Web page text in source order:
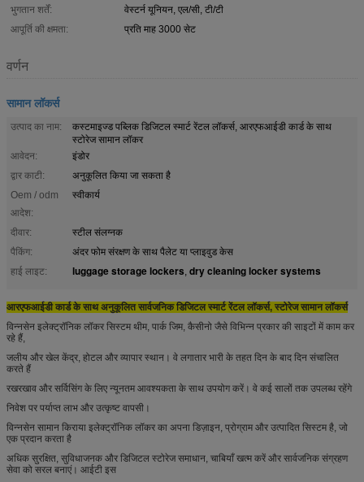
भुगतान शर्तें:
वेस्टर्न यूनियन, एल/सी, टी/टी
आपूर्ति की क्षमता:
प्रति माह 3000 सेट
वर्णन
सामान लॉकर्स
उत्पाद का नाम:
कस्टमाइज्ड पब्लिक डिजिटल स्मार्ट रेंटल लॉकर्स, आरएफआईडी कार्ड के साथ
स्टोरेज सामान लॉकर
आवेदन:
इंडोर
द्वार काटी:
अनुकूलित किया जा सकता है
Oem / odm
आदेश:
स्वीकार्य
दीवार:
स्टील संलग्नक
पैकिंग:
अंदर फोम संरक्षण के साथ पैलेट या प्लाइवुड केस
हाई लाइट:
luggage storage lockers, dry cleaning locker systems
आरएफआईडी कार्ड के साथ अनुकूलित सार्वजनिक डिजिटल स्मार्ट रेंटल लॉकर्स, स्टोरेज सामान लॉकर्स
विन्नसेन इलेक्ट्रॉनिक लॉकर सिस्टम थीम, पार्क जिम, कैसीनो जैसे विभिन्न प्रकार की साइटों में काम कर
रहे हैं,
जलीय और खेल केंद्र, होटल और व्यापार स्थान। वे लगातार भारी के तहत दिन के बाद दिन संचालित
करते हैं
रखरखाव और सर्विसिंग के लिए न्यूनतम आवश्यकता के साथ उपयोग करें। वे कई सालों तक उपलब्ध रहेंगे
निवेश पर पर्याप्त लाभ और उत्कृष्ट वापसी।
विन्नसेन सामान किराया इलेक्ट्रॉनिक लॉकर का अपना डिज़ाइन, प्रोग्राम और उत्पादित सिस्टम है, जो
एक प्रदान करता है
अधिक सुरक्षित, सुविधाजनक और डिजिटल स्टोरेज समाधान, चाबियाँ खत्म करें और सार्वजनिक संग्रहण
सेवा को सरल बनाएं। आईटी इस